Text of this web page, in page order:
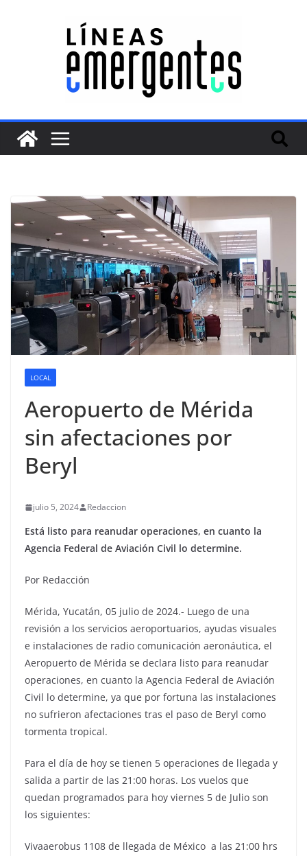
LOCAL
Aeropuerto de Mérida
sin afectaciones por
Beryl
julio 5, 2024 Redaccion
Está listo para reanudar operaciones, en cuanto la
Agencia Federal de Aviación Civil lo determine.
Por Redacción
Mérida, Yucatán, 05 julio de 2024.- Luego de una
revisión a los servicios aeroportuarios, ayudas visuales
e instalaciones de radio comunicación aeronáutica, el
Aeropuerto de Mérida se declara listo para reanudar
operaciones, en cuanto la Agencia Federal de Aviación
Civil lo determine, ya que por fortuna las instalaciones
no sufrieron afectaciones tras el paso de Beryl como
tormenta tropical.
Para el día de hoy se tienen 5 operaciones de llegada y
salida a partir de las 21:00 horas. Los vuelos que
quedan programados para hoy viernes 5 de Julio son
los siguientes:
Vivaaerobus 1108 de llegada de México a las 21:00 hrs